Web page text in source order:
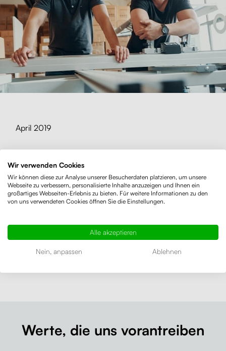
April 2019
Auf einer Geschäftsreise um
die Welt kriegen wir eine Idee
und beschlossen ein
Werte, die uns vorantreiben
Wir verwenden Cookies
Wir können diese zur Analyse unserer Besucherdaten platzieren, um unsere
Webseite zu verbessern, personalisierte Inhalte anzuzeigen und Ihnen ein
großartiges Webseiten-Erlebnis zu bieten. Für weitere Informationen zu den
von uns verwendeten Cookies öffnen Sie die Einstellungen.
Alle akzeptieren
Nein, anpassen Ablehnen